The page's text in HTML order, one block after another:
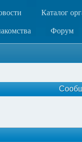
Каталог
Форум